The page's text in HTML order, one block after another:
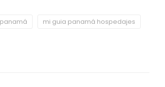
mi guia panamá hospedajes